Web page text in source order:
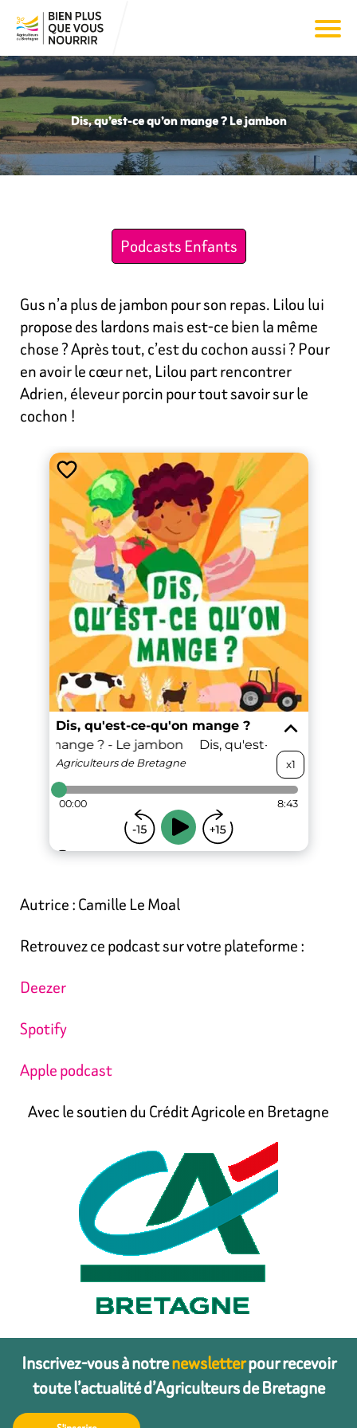
Dis, qu’est-ce qu’on mange ? Le jambon
Podcasts Enfants
Gus n’a plus de jambon pour son repas. Lilou lui
propose des lardons mais est-ce bien la même
chose ? Après tout, c’est du cochon aussi ? Pour
en avoir le cœur net, Lilou part rencontrer
Adrien, éleveur porcin pour tout savoir sur le
cochon !
Autrice : Camille Le Moal
Retrouvez ce podcast sur votre plateforme :
Deezer
Spotify
Apple podcast
Avec le soutien du Crédit Agricole en Bretagne
Inscrivez-vous à notrenewsletterpour recevoir
toute l’actualité d’Agriculteurs de Bretagne